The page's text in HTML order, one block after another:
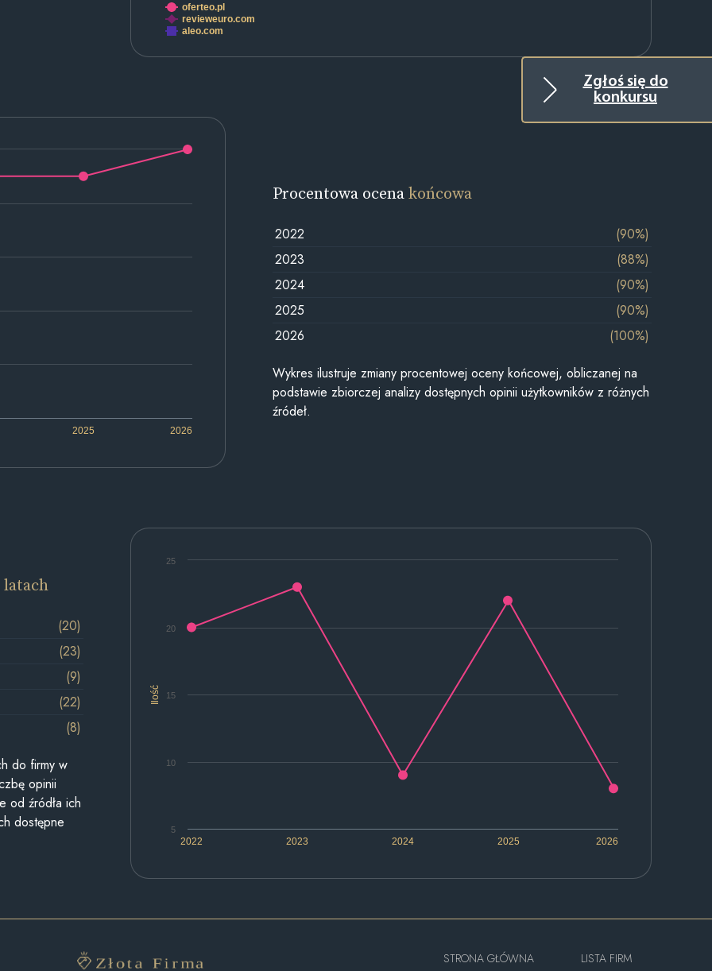
Zgłoś się do
konkursu
oferteo.pl
revieweuro.com
aleo.com
2025 2026
Procentowa ocenakońcowa
2022
(90%)
2023
(88%)
2024
(90%)
2025
(90%)
2026
(100%)
Wykres ilustruje zmiany procentowej oceny końcowej, obliczanej na
podstawie zbiorczej analizy dostępnych opinii użytkowników z różnych
źródeł.
Ilość
2022 2023 2024 2025 2026
5
10
15
20
25
latach
(20)
(23)
(9)
(22)
(8)
do firmy w
opinii
od źródła ich
dostępne
STRONA GŁÓWNA LISTA FIRM